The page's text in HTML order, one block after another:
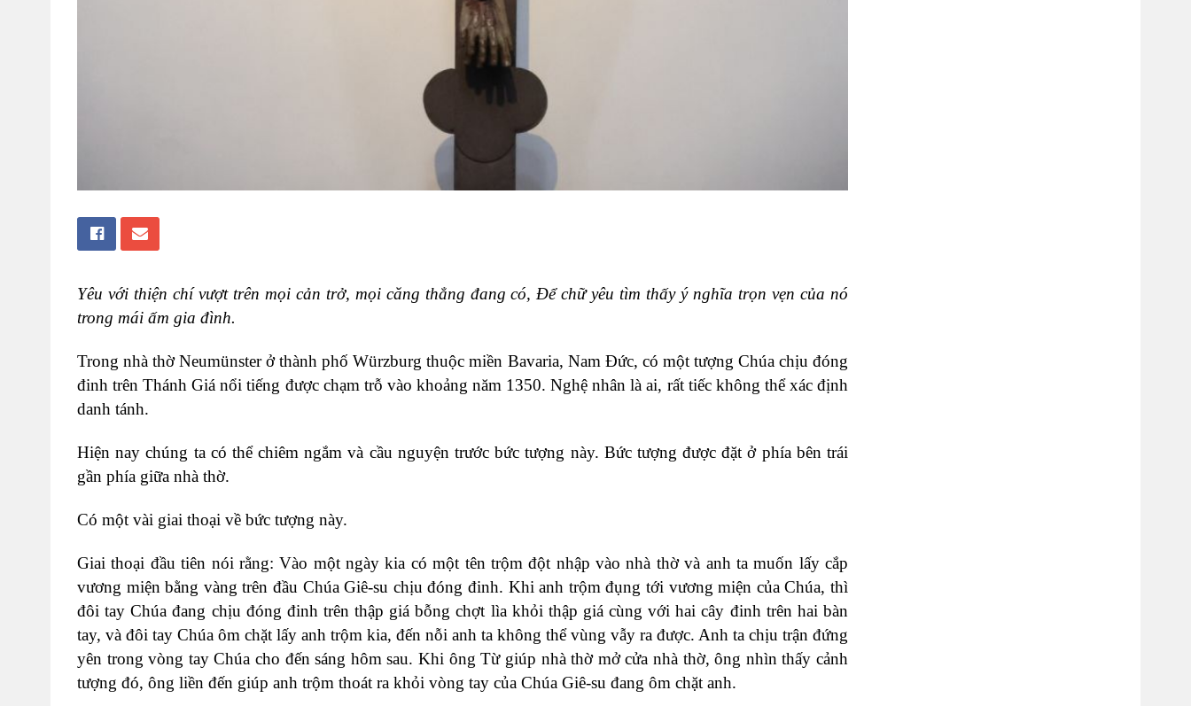
Yêu với thiện chí vượt trên mọi cản trở, mọi căng thẳng đang có, Để chữ yêu tìm thấy ý nghĩa trọn vẹn của nó
trong mái ấm gia đình.
Trong nhà thờ Neumünster ở thành phố Würzburg thuộc miền Bavaria, Nam Đức, có một tượng Chúa chịu đóng
đinh trên Thánh Giá nổi tiếng được chạm trỗ vào khoảng năm 1350. Nghệ nhân là ai, rất tiếc không thể xác định
danh tánh.
Hiện nay chúng ta có thể chiêm ngắm và cầu nguyện trước bức tượng này. Bức tượng được đặt ở phía bên trái
gần phía giữa nhà thờ.
Có một vài giai thoại về bức tượng này.
Giai thoại đầu tiên nói rằng: Vào một ngày kia có một tên trộm đột nhập vào nhà thờ và anh ta muốn lấy cắp
vương miện bằng vàng trên đầu Chúa Giê-su chịu đóng đinh. Khi anh trộm đụng tới vương miện của Chúa, thì
đôi tay Chúa đang chịu đóng đinh trên thập giá bỗng chợt lìa khỏi thập giá cùng với hai cây đinh trên hai bàn
tay, và đôi tay Chúa ôm chặt lấy anh trộm kia, đến nỗi anh ta không thể vùng vẫy ra được. Anh ta chịu trận đứng
yên trong vòng tay Chúa cho đến sáng hôm sau. Khi ông Từ giúp nhà thờ mở cửa nhà thờ, ông nhìn thấy cảnh
tượng đó, ông liền đến giúp anh trộm thoát ra khỏi vòng tay của Chúa Giê-su đang ôm chặt anh.